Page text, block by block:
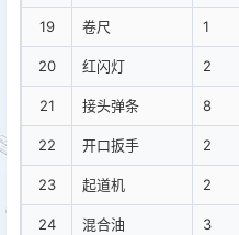
19 卷尺 1
20 红闪灯 2
21 接头弹条 8
22 开口扳手 2
23 起道机 2
24 混合油 3